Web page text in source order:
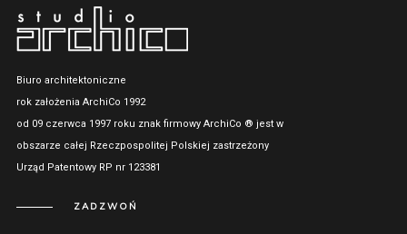
Biuro architektoniczne
rok założenia ArchiCo 1992
od 09 czerwca 1997 roku znak firmowy ArchiCo ® jest w
obszarze całej Rzeczpospolitej Polskiej zastrzeżony
Urząd Patentowy RP nr 123381
ZADZWOŃ